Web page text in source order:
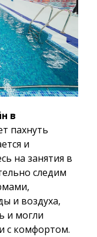
в
пахнуть
и
на занятия в
следим
и воздуха,
и могли
с комфортом.